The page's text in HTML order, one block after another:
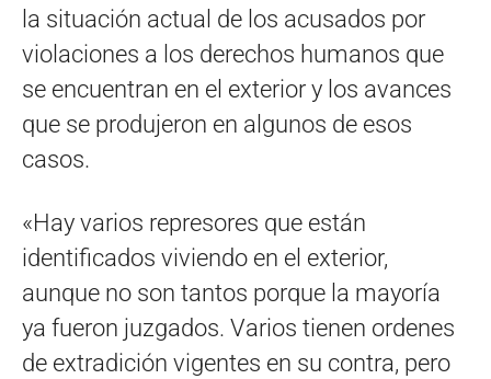
la situación actual de los acusados por
violaciones a los derechos humanos que
se encuentran en el exterior y los avances
que se produjeron en algunos de esos
casos.
«Hay varios represores que están
identificados viviendo en el exterior,
aunque no son tantos porque la mayoría
ya fueron juzgados. Varios tienen ordenes
de extradición vigentes en su contra, pero